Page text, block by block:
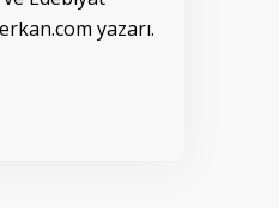
yazarı.